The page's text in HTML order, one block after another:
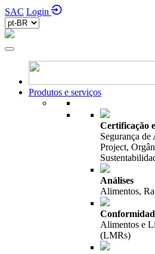
SAC Login
Produtos e serviços
Certificação
Segurança
Project,
Análises
Alimentos,
Alimentos e
(LMRs)